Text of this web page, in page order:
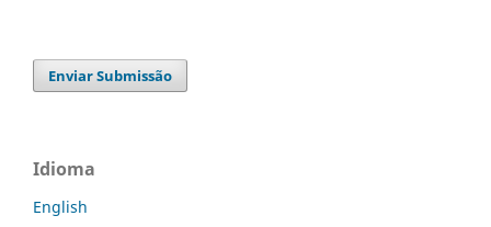
Enviar Submissão
Idioma
English